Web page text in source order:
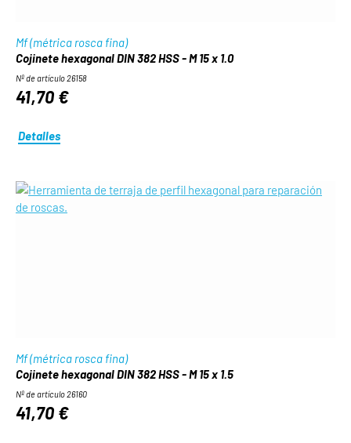
Mf (métrica rosca fina)
Cojinete hexagonal DIN 382 HSS - M 15 x 1.0
Nº de artículo 26158
41,70 €
Detalles
Mf (métrica rosca fina)
Cojinete hexagonal DIN 382 HSS - M 15 x 1.5
Nº de artículo 26160
41,70 €